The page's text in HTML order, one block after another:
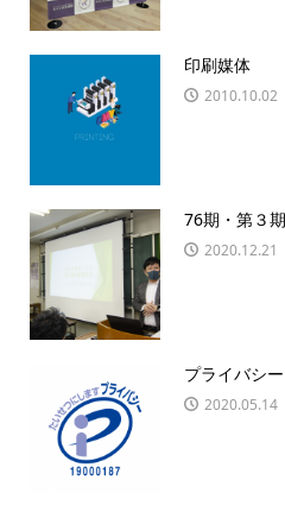
印刷媒体
2010.10.02
76期・第３
2020.12.21
プライバシ
2020.05.14